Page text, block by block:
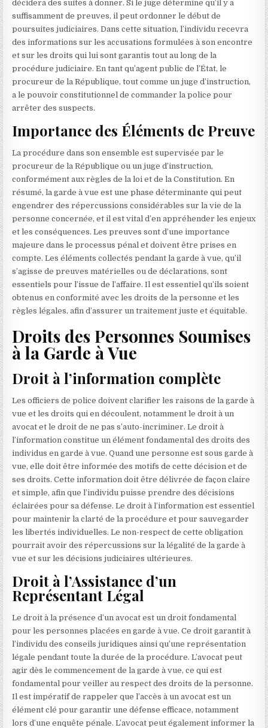
décidera des suites à donner. Si le juge détermine qu’il y a
suffisamment de preuves, il peut ordonner le début de
poursuites judiciaires. Dans cette situation, l’individu recevra
des informations sur les accusations formulées à son encontre
et sur les droits qui lui sont garantis tout au long de la
procédure judiciaire. En tant qu’agent public de l’État, le
procureur de la République, tout comme un juge d’instruction,
a le pouvoir constitutionnel de commander la police pour
arrêter des suspects.
Importance des Éléments de Preuve
La procédure dans son ensemble est supervisée par le
procureur de la République ou un juge d’instruction,
conformément aux règles de la loi et de la Constitution. En
résumé, la garde à vue est une phase déterminante qui peut
engendrer des répercussions considérables sur la vie de la
personne concernée, et il est vital d’en appréhender les enjeux
et les conséquences. Les preuves sont d’une importance
majeure dans le processus pénal et doivent être prises en
compte. Les éléments collectés pendant la garde à vue, qu’il
s’agisse de preuves matérielles ou de déclarations, sont
essentiels pour l’issue de l’affaire. Il est essentiel qu’ils soient
obtenus en conformité avec les droits de la personne et les
règles légales, afin d’assurer un traitement juste et équitable.
Droits des Personnes Soumises
à la Garde à Vue
Droit à l’information complète
Les officiers de police doivent clarifier les raisons de la garde à
vue et les droits qui en découlent, notamment le droit à un
avocat et le droit de ne pas s’auto-incriminer. Le droit à
l’information constitue un élément fondamental des droits des
individus en garde à vue. Quand une personne est sous garde à
vue, elle doit être informée des motifs de cette décision et de
ses droits. Cette information doit être délivrée de façon claire
et simple, afin que l’individu puisse prendre des décisions
éclairées pour sa défense. Le droit à l’information est essentiel
pour maintenir la clarté de la procédure et pour sauvegarder
les libertés individuelles. Le non-respect de cette obligation
pourrait avoir des répercussions sur la légalité de la garde à
vue et sur les décisions judiciaires ultérieures.
Droit à l’Assistance d’un
Représentant Légal
Le droit à la présence d’un avocat est un droit fondamental
pour les personnes placées en garde à vue. Ce droit garantit à
l’individu des conseils juridiques ainsi qu’une représentation
légale pendant toute la durée de la procédure. L’avocat peut
agir dès le commencement de la garde à vue, ce qui est
fondamental pour veiller au respect des droits de la personne.
Il est impératif de rappeler que l’accès à un avocat est un
élément clé pour garantir une défense efficace, notamment
lors d’une enquête pénale. L’avocat peut également informer la